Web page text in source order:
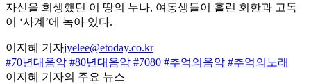
자신을 희생했던 이 땅의 누나, 여동생들이 흘린 회한과 고독
이 ‘사계’에 녹아 있다.
이지혜 기자jyelee@etoday.co.kr
#70년대음악 #80년대음악 #7080 #추억의음악 #추억의노래
이지혜 기자의 주요 뉴스